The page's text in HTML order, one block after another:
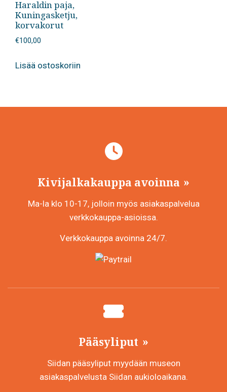
Haraldin paja,
Kuningasketju,
korvakorut
€100,00
Lisää ostoskoriin
Kivijalkakauppa avoinna
Ma-la klo 10-17, jolloin myös asiakaspalvelua
verkkokauppa-asioissa.
Verkkokauppa avoinna 24/7.
Pääsyliput
Siidan pääsyliput myydään museon
asiakaspalvelusta Siidan aukioloaikana.